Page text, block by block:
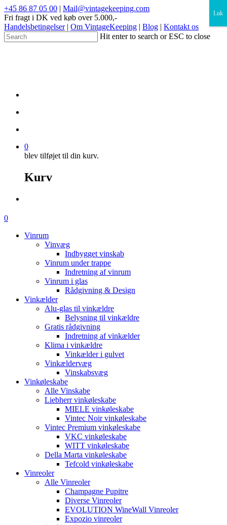
+45 86 87 05 00 | Mail@vintagekeeping.com
Fri fragt i DK ved køb over 5.000,-
Handelsbetingelser| Om VintageKeeping | Blog | Kontakt os
Hit enter to search or ESC to close
0
blev tilføjet til din kurv.
Kurv
0
Vinrum
Vinvæg
Indbygget vinskab
Vinrum under trappe
Indretning af vinrum
Vinrum i glas
Rådgivning & Design
Vinkælder
Alu-glas til vinkældre
Belysning til vinkældre
Gratis rådgivning
Indretning af vinkælder
Klima i vinkældre
Vinkælder i gulvet
Vinkældervæg
Vinskabsvæg
Vinkøleskabe
Alle Vinskabe
Liebherr vinkøleskabe
MIELE vinkøleskabe
Vintec Noir vinkøleskabe
Vintec Premium vinkøleskabe
VKC vinkøleskabe
WITT vinkøleskabe
Della Marta vinkøleskabe
Tefcold vinkøleskabe
Vinreoler
Alle Vinreoler
Champagne Pupitre
Diverse Vinreoler
EVOLUTION WineWall Vinreoler
Expozio vinreoler
×
Luk